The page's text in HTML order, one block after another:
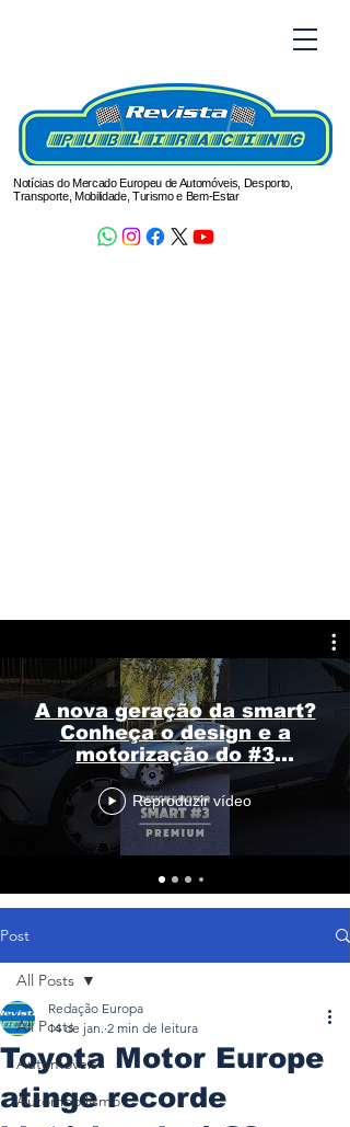
Notícias do Mercado Europeu de Automóveis, Desporto,
Transporte, Mobilidade, Turismo e Bem-Estar
A nova geração da smart?
Conheça o design e a
motorização do #3
Premium
Reproduzir vídeo
Post
All Posts
Automóveis
Automobilismo
All Posts
Toyota Motor Europe
atinge recorde
Redação Europa
14 de jan. 2 min de leitura